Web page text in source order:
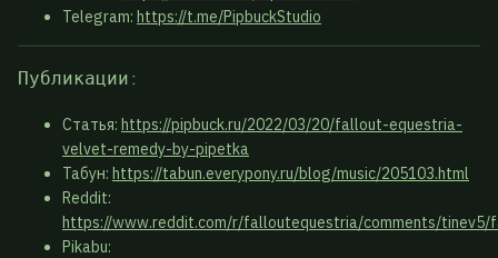
Telegram: https://t.me/PipbuckStudio
Публикации:
Статья: https://pipbuck.ru/2022/03/20/fallout-equestria-
velvet-remedy-by-pipetka
Табун: https://tabun.everypony.ru/blog/music/205103.html
Reddit:
https://www.reddit.com/r/falloutequestria/comments/
Pikabu: